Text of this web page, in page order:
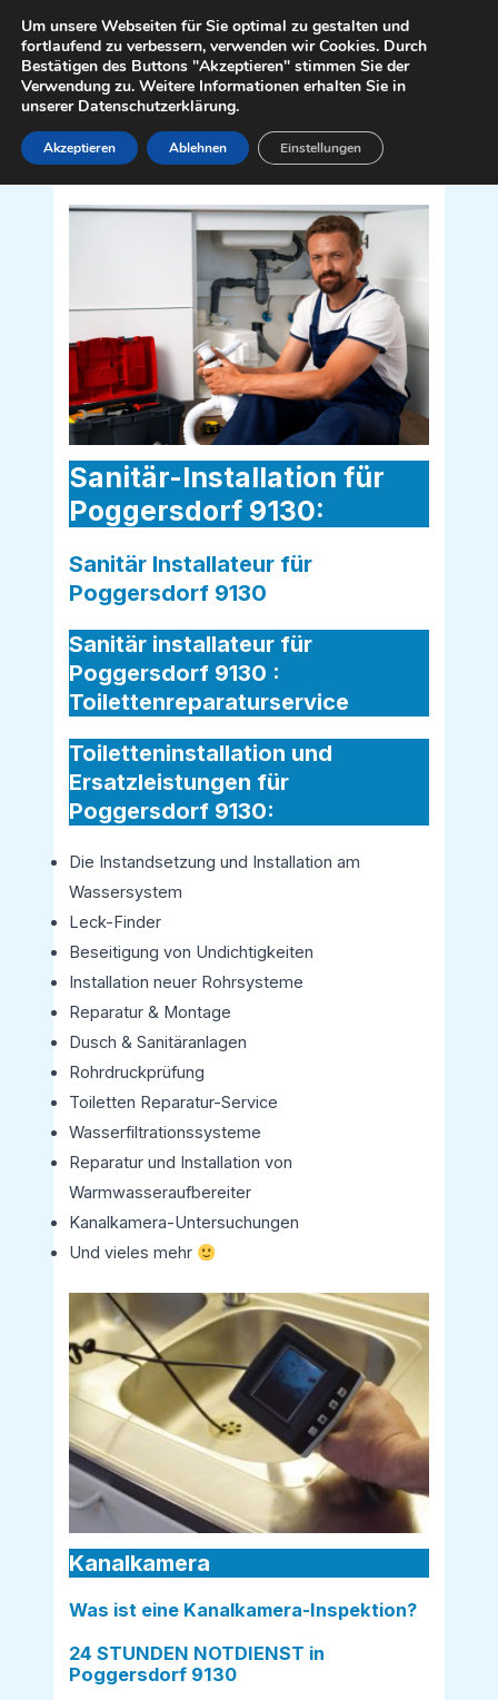
Inhalt
springen
Sanitär Installateur für Poggersdorf
Sanitär-Installation für
Poggersdorf 9130:
Sanitär Installateur für
Poggersdorf 9130
Sanitär installateur für
Poggersdorf 9130 :
Toilettenreparaturservice
Toiletteninstallation und
Ersatzleistungen für
Poggersdorf 9130:
Die Instandsetzung und Installation am
Wassersystem
Leck-Finder
Beseitigung von Undichtigkeiten
Installation neuer Rohrsysteme
Reparatur & Montage
Dusch & Sanitäranlagen
Rohrdruckprüfung
Toiletten Reparatur-Service
Wasserfiltrationssysteme
Reparatur und Installation von
Warmwasseraufbereiter
Kanalkamera-Untersuchungen
Und vieles mehr
Kanalkamera
Was ist eine Kanalkamera-Inspektion?
24 STUNDEN NOTDIENST in
Poggersdorf 9130
Um unsere Webseiten für Sie optimal zu gestalten und
fortlaufend zu verbessern, verwenden wir Cookies. Durch
Bestätigen des Buttons "Akzeptieren" stimmen Sie der
Verwendung zu. Weitere Informationen erhalten Sie in
unserer Datenschutzerklärung.
Akzeptieren Ablehnen Einstellungen